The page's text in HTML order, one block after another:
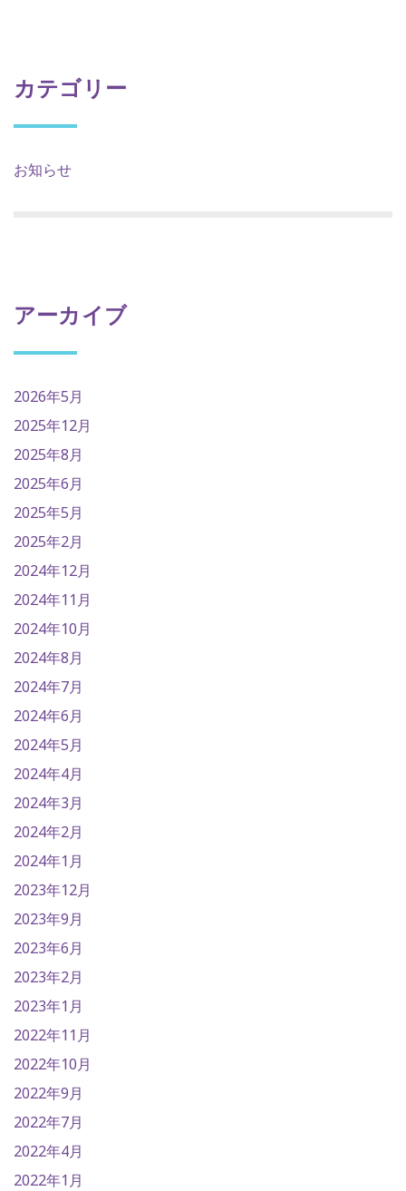
カテゴリー
お知らせ
アーカイブ
2026年5月
2025年12月
2025年8月
2025年6月
2025年5月
2025年2月
2024年12月
2024年11月
2024年10月
2024年8月
2024年7月
2024年6月
2024年5月
2024年4月
2024年3月
2024年2月
2024年1月
2023年12月
2023年9月
2023年6月
2023年2月
2023年1月
2022年11月
2022年10月
2022年9月
2022年7月
2022年4月
2022年1月